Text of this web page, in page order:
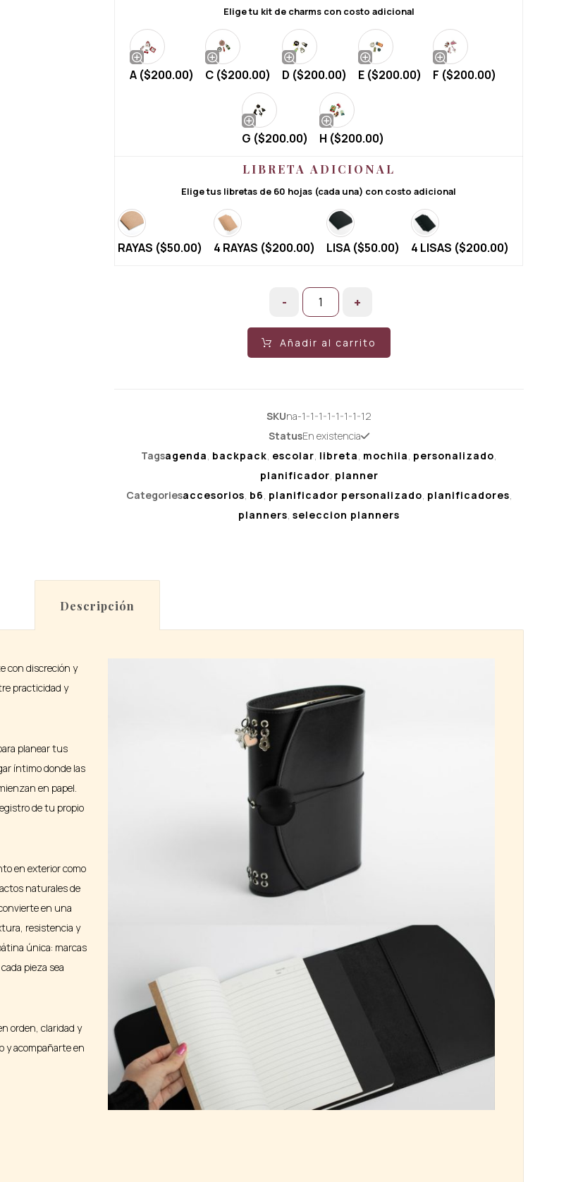
Elige tu kit de charms con costo adicional
A ($200.00) C ($200.00) D ($200.00) E ($200.00) F ($200.00)
G ($200.00) H ($200.00)
LIBRETA ADICIONAL
Elige tus libretas de 60 hojas (cada una) con costo adicional
RAYAS ($50.00) 4 RAYAS ($200.00) LISA ($50.00) 4 LISAS ($200.00)
- +
Añadir al carrito
SKUna-1-1-1-1-1-1-1-12
StatusEn existencia
Tagsagenda, backpack, escolar, libreta, mochila, personalizado,
planificador, planner
Categoriesaccesorios, b6, planificador personalizado, planificadores,
planners, seleccion planners
Descripción
con discreción y
practicidad y
planear tus
íntimo donde las
en papel.
de tu propio
en exterior como
naturales de
en una
resistencia y
única: marcas
pieza sea
orden, claridad y
y acompañarte en